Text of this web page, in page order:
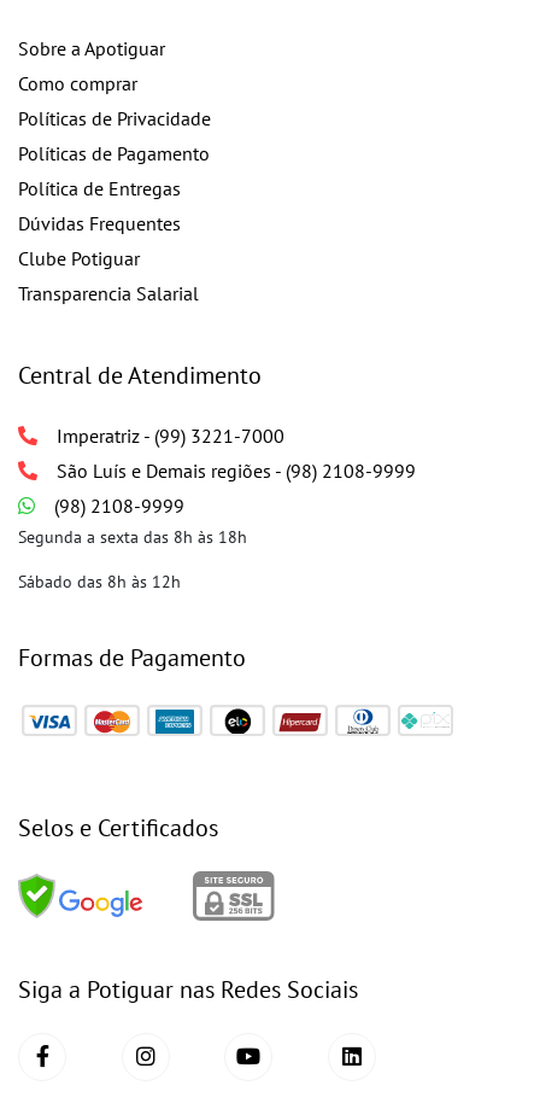
Sobre a Apotiguar
Como comprar
Políticas de Privacidade
Políticas de Pagamento
Política de Entregas
Dúvidas Frequentes
Clube Potiguar
Transparencia Salarial
Central de Atendimento
Imperatriz - (99) 3221-7000
São Luís e Demais regiões - (98) 2108-9999
(98) 2108-9999
Segunda a sexta das 8h às 18h
Sábado das 8h às 12h
Formas de Pagamento
Selos e Certificados
Siga a Potiguar nas Redes Sociais